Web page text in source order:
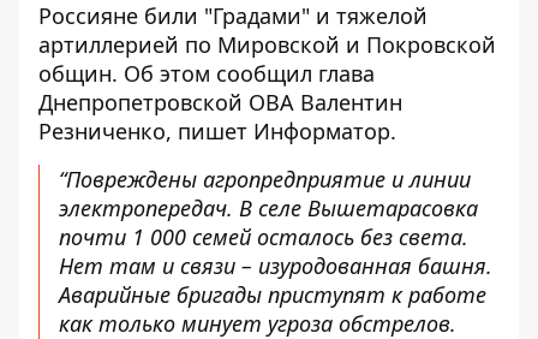
Россияне били "Градами" и тяжелой
артиллерией по Мировской и Покровской
общин. Об этом сообщил глава
Днепропетровской ОВА Валентин
Резниченко, пишет Информатор.
“Повреждены агропредприятие и линии
электропередач. В селе Вышетарасовка
почти 1 000 семей осталось без света.
Нет там и связи – изуродованная башня.
Аварийные бригады приступят к работе
как только минует угроза обстрелов.